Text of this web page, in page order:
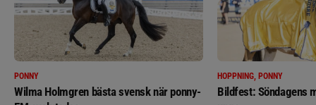
PONNY
Wilma Holmgren bästa svensk när ponny-
HOPPNING, PONNY
Bildfest: Söndagens